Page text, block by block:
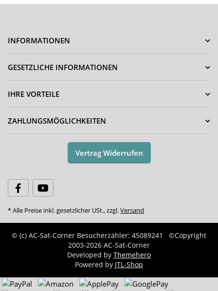
INFORMATIONEN
GESETZLICHE INFORMATIONEN
IHRE VORTEILE
ZAHLUNGSMÖGLICHKEITEN
Vertrag Widerrufen
* Alle Preise inkl. gesetzlicher USt., zzgl.Versand
© (c) AC-Sat-Corner Besucherzähler: 45089241
©Copyright
2003-2026 AC-Sat-Corner
Developed by Themehero
Powered by JTL-Shop